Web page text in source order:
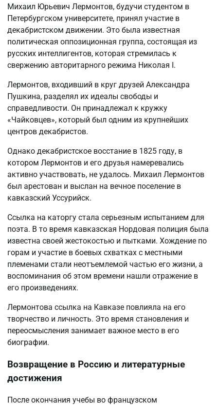
Михаил Юрьевич Лермонтов, будучи студентом в
Петербургском университете, принял участие в
декабристском движении. Это была известная
политическая оппозиционная группа, состоящая из
русских интеллигентов, которая стремилась к
свержению авторитарного режима Николая I.
Лермонтов, входивший в круг друзей Александра
Пушкина, разделял их идеалы свободы и
справедливости. Он принадлежал к кружку
«Чайковцев», который был одним из крупнейших
центров декабристов.
Однако декабристское восстание в 1825 году, в
котором Лермонтов и его друзья намеревались
активно участвовать, не удалось. Михаил Лермонтов
был арестован и выслан на вечное поселение в
кавказский Уссурийск.
Ссылка на каторгу стала серьезным испытанием для
поэта. В то время кавказская Нордовая полиция была
известна своей жестокостью и пытками. Хождение по
горам и участие в боевых схватках с местными
племенами стали неотъемлемой частью его жизни, а
воспоминания об этом времени нашли отражение в
его произведениях.
Лермонтова ссылка на Кавказе повлияла на его
творчество и личность. Это время становления и
переосмысления занимает важное место в его
биографии.
Возвращение в Россию и литературные
достижения
После окончания учебы во французском